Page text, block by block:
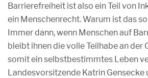
Barrierefreiheit ist also ein Teil von
ein Menschenrecht. Warum ist das
Immer dann, wenn Menschen auf
bleibt ihnen die volle Teilhabe an der
somit ein selbstbestimmtes Leben
Landesvorsitzende Katrin Gensecke